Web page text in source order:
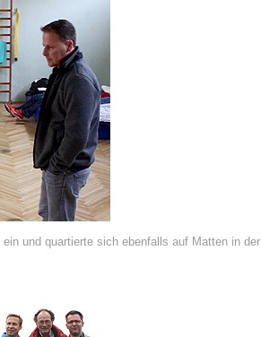
und quartierte sich ebenfalls auf Matten in